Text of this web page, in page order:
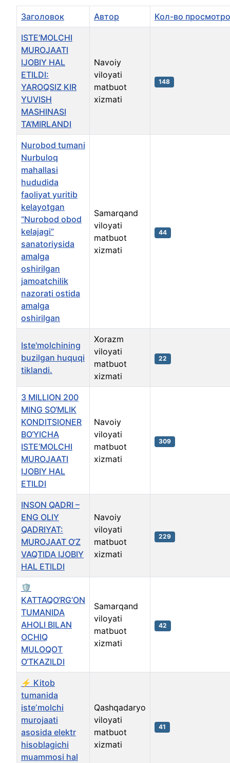
Заголовок Автор Кол-во
ISTE’MOLCHI
MUROJAATI
IJOBIY HAL
ETILDI:
YAROQSIZ KIR
YUVISH
MASHINASI
TA’MIRLANDI
Navoiy
viloyati
matbuot
xizmati
148
Nurobod tumani
Nurbuloq
mahallasi
hududida
faoliyat yuritib
kelayotgan
“Nurobod obod
kelajagi”
sanatoriysida
amalga
oshirilgan
jamoatchilik
nazorati ostida
amalga
oshirilgan
Samarqand
viloyati
matbuot
xizmati
44
Iste'molchining
buzilgan huquqi
tiklandi.
Xorazm
viloyati
matbuot
xizmati
22
3 MILLION 200
MING SO‘MLIK
KONDITSIONER
BO‘YICHA
ISTE’MOLCHI
MUROJAATI
IJOBIY HAL
ETILDI
Navoiy
viloyati
matbuot
xizmati
309
INSON QADRI –
ENG OLIY
QADRIYAT:
MUROJAAT O‘Z
VAQTIDA IJOBIY
HAL ETILDI
Navoiy
viloyati
matbuot
xizmati
229
🛡
KATTAQO‘RG‘ON
TUMANIDA
AHOLI BILAN
OCHIQ
MULOQOT
O‘TKAZILDI
Samarqand
viloyati
matbuot
xizmati
42
⚡️ Kitob
tumanida
isteʼmolchi
murojaati
asosida elektr
hisoblagichi
muammosi hal
Qashqadaryo
viloyati
matbuot
xizmati
41